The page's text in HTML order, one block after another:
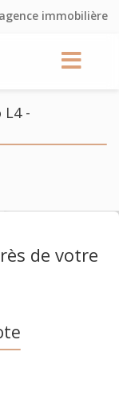
immobilière
L4 -
de votre